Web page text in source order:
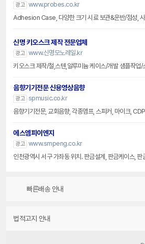
광고 www.probes.co.kr
Adhesion Case, 다양한 크기 시료 보관&운반/점성,
신명 키오스크 제작 전문업체
광고 www.신명모노레일.kr
키오스크 제작/철,스텐,알루미늄 케이스/개발 샘플작업
음향기기전문 신용영상음향
광고 spmusic.co.kr
음향기기전문, 교회음향, 각종앰프, 스피커, 마이크,
에스엠피이엔지
광고 www.smpeng.co.kr
인천광역시 서구 가좌동 위치. 판금설계, 판금케이스, 판
빠른배송 안내
법적고지 안내